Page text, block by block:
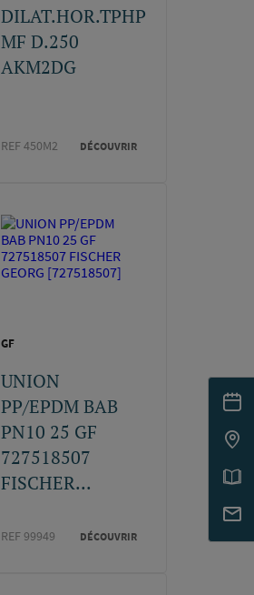
DILAT.HOR.TPHP
MF D.250
AKM2DG
REF 450M2 DÉCOUVRIR
GF
UNION
PP/EPDM BAB
PN10 25 GF
727518507
FISCHER...
REF 99949 DÉCOUVRIR